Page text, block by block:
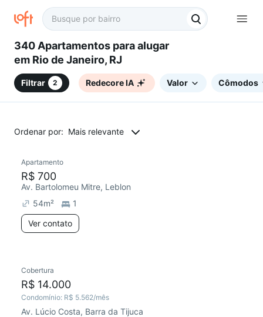
340 Apartamentos para alugar
em Rio de Janeiro, RJ
Filtrar 2 Redecore IA Valor Cômodos
Ordenar por: Mais relevante
Apartamento
R$ 700
Av. Bartolomeu Mitre, Leblon
54m²
1
Ver contato
Cobertura
R$ 14.000
Condomínio: R$ 5.562/mês
Av. Lúcio Costa, Barra da Tijuca